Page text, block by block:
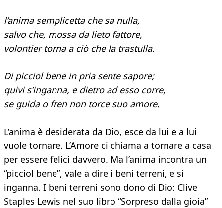
l’anima semplicetta che sa nulla,
salvo che, mossa da lieto fattore,
volontier torna a ciò che la trastulla.
Di picciol bene in pria sente sapore;
quivi s’inganna, e dietro ad esso corre,
se guida o fren non torce suo amore.
L’anima è desiderata da Dio, esce da lui e a lui
vuole tornare. L’Amore ci chiama a tornare a casa
per essere felici davvero. Ma l’anima incontra un
“picciol bene”, vale a dire i beni terreni, e si
inganna. I beni terreni sono dono di Dio: Clive
Staples Lewis nel suo libro “Sorpreso dalla gioia”